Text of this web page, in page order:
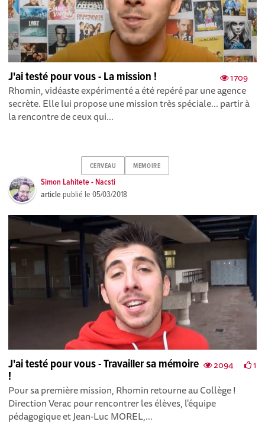
1709
J'ai testé pour vous - La mission !
Rhomin, vidéaste expérimenté a été repéré par une agence
secrète. Elle lui propose une mission très spéciale... partir à
la rencontre de ceux qui...
CERVEAU MEMOIRE
Simon Lahitete - Nacsti
article publié le05/03/2018
2094 1
J'ai testé pour vous - Travailler sa mémoire
!
Pour sa première mission, Rhomin retourne au Collège !
Direction Verac pour rencontrer les élèves, l'équipe
pédagogique et Jean-Luc MOREL,...